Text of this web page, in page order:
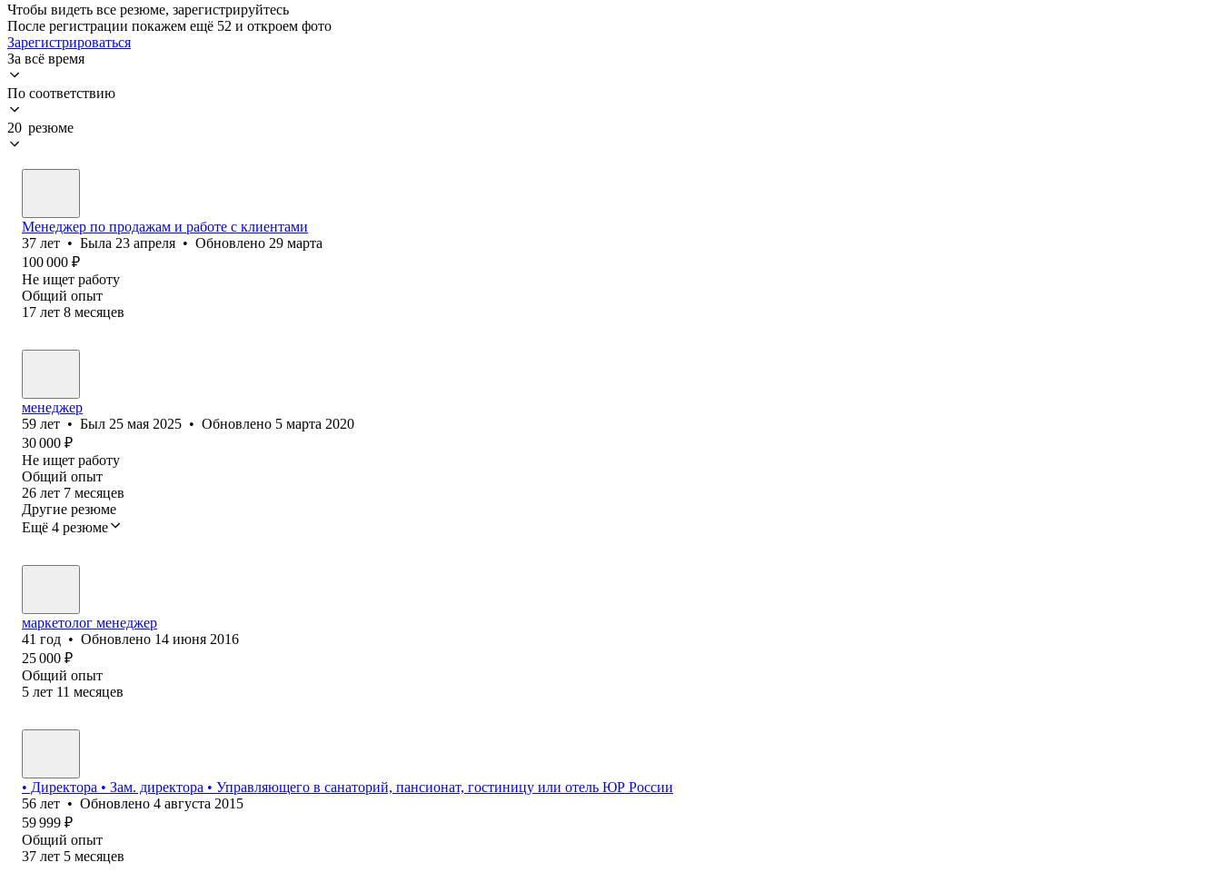
Чтобы видеть все резюме, зарегистрируйтесь
После регистрации покажем ещё 52 и откроем фото
Зарегистрироваться
За всё время
По соответствию
20 резюме
Менеджер по продажам и работе с клиентами
37 лет • Была 23 апреля • Обновлено 29 марта
100 000 ₽
Не ищет работу
Общий опыт
17 лет 8 месяцев
менеджер
59 лет • Был 25 мая 2025 • Обновлено 5 марта 2020
30 000 ₽
Не ищет работу
Общий опыт
26 лет 7 месяцев
Другие резюме
Ещё 4 резюме
маркетолог менеджер
41 год • Обновлено 14 июня 2016
25 000 ₽
Общий опыт
5 лет 11 месяцев
• Директора • Зам. директора • Управляющего в санаторий, пансионат, гостиницу или отель ЮР России
56 лет • Обновлено 4 августа 2015
59 999 ₽
Общий опыт
37 лет 5 месяцев